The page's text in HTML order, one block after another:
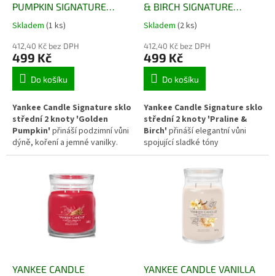
PUMPKIN SIGNATURE
STŘEDNÍ
Skladem (1 ks)
412,40 Kč bez DPH
499 Kč
Do košíku
Yankee Candle Signature sklo
střední 2 knoty 'Golden
Pumpkin' přináší podzimní vůni
dýně, koření a jemné vanilky.
Dva knoty zajišťují rovnoměrné
která vytváří útulnou a hřejivou
atmosféru. Elegantní nádoba
Signature s víčkem doplní každý
interiér a navodí pocit pohody
během podzimních i zimních dní.
& BIRCH SIGNATURE
STŘEDNÍ
Skladem (2 ks)
412,40 Kč bez DPH
499 Kč
Do košíku
Yankee Candle Signature sklo
střední 2 knoty 'Praline &
Birch' přináší elegantní vůni
spojující sladké tóny
karamelizovaných ořechů,
pralinek a jemného březového
dřeva. Dva knoty zaručují
rovnoměrné hoření a intenzivní
rozptyl vůně. Moderní Signature
design působí luxusně a svíčka
se stane stylovým doplňkem
interiéru. Ideální pro podzimní i
zimní atmosféru.
YANKEE CANDLE
YANKEE CANDLE VANILLA